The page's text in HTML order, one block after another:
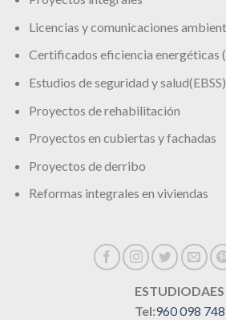
Licencias y comunicaciones
Certificados eficiencia energéticas
Estudios de seguridad y salud(EBSS)
Proyectos de rehabilitación
Proyectos en cubiertas y fachadas
Proyectos de derribo
Reformas integrales en viviendas
ESTUDIODAES
Tel:960 098 748